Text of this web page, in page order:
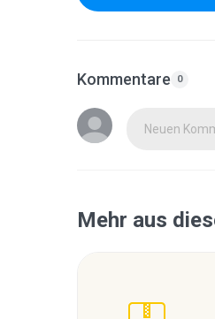
Kommentare 0
Neuen
Mehr aus